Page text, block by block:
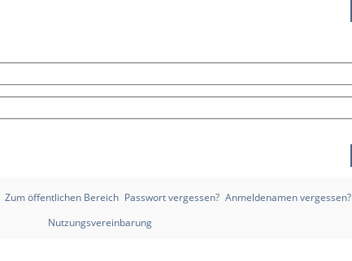
Zum öffentlichen Bereich Passwort vergessen? Anmeldenamen vergessen?
Nutzungsvereinbarung